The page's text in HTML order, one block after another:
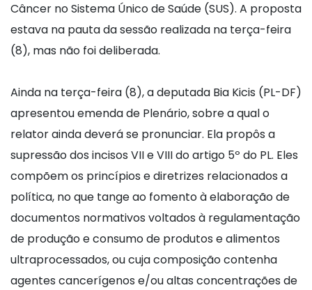
Câncer no Sistema Único de Saúde (SUS). A proposta
estava na pauta da sessão realizada na terça-feira
(8), mas não foi deliberada.
Ainda na terça-feira (8), a deputada Bia Kicis (PL-DF)
apresentou emenda de Plenário, sobre a qual o
relator ainda deverá se pronunciar. Ela propôs a
supressão dos incisos VII e VIII do artigo 5º do PL. Eles
compõem os princípios e diretrizes relacionados a
política, no que tange ao fomento à elaboração de
documentos normativos voltados à regulamentação
de produção e consumo de produtos e alimentos
ultraprocessados, ou cuja composição contenha
agentes cancerígenos e/ou altas concentrações de